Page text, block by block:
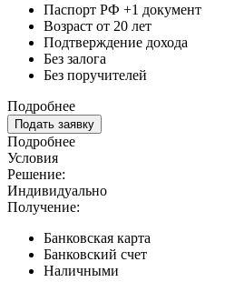
Паспорт РФ +1 документ
Возраст от 20 лет
Подтверждение дохода
Без залога
Без поручителей
Подробнее
Подать заявку
Подробнее
Условия
Решение:
Индивидуально
Получение:
Банковская карта
Банковский счет
Наличными